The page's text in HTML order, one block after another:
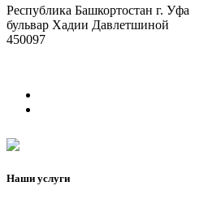
Республика Башкортостан г. Уфа
бульвар Хадии Давлетшиной
450097
Наши услуги